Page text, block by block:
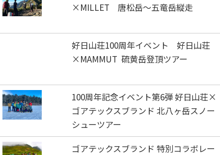
×MILLET 唐松岳～五竜岳縦走
好日山荘100周年イベント 好日山荘
×MAMMUT 硫黄岳登頂ツアー
100周年記念イベント第6弾 好日山荘×
ゴアテックスブランド 北八ヶ岳スノー
シューツアー
ゴアテックスブランド 特別コラボレー